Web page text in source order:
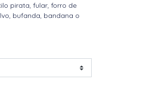
pirata, fular, forro de
bufanda, bandana o